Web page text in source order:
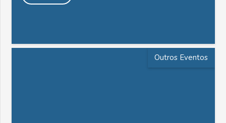
Outros Eventos